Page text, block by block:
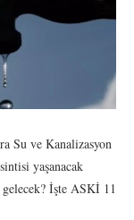
Su ve Kanalizasyon
yaşanacak
İşte ASKİ 11